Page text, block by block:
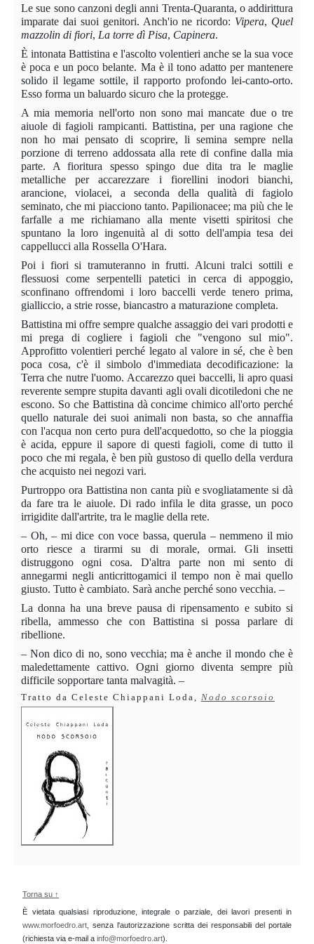
Le sue sono canzoni degli anni Trenta-Quaranta, o addirittura
imparate dai suoi genitori. Anch'io ne ricordo: Vipera, Quel
mazzolin di fiori, La torre dì Pisa, Capinera.
È intonata Battistina e l'ascolto volentieri anche se la sua voce
è poca e un poco belante. Ma è il tono adatto per mantenere
solido il legame sottile, il rapporto profondo lei-canto-orto.
Esso forma un baluardo sicuro che la protegge.
A mia memoria nell'orto non sono mai mancate due o tre
aiuole di fagioli rampicanti. Battistina, per una ragione che
non ho mai pensato di scoprire, li semina sempre nella
porzione di terreno addossata alla rete di confine dalla mia
parte. A fioritura spesso spingo due dita tra le maglie
metalliche per accarezzare i fiorellini inodori bianchi,
arancione, violacei, a seconda della qualità di fagiolo
seminato, che mi piacciono tanto. Papilionacee; ma più che le
farfalle a me richiamano alla mente visetti spiritosi che
spuntano la loro ingenuità al di sotto dell'ampia tesa dei
cappellucci alla Rossella O'Hara.
Poi i fiori si tramuteranno in frutti. Alcuni tralci sottili e
flessuosi come serpentelli patetici in cerca di appoggio,
sconfinano offrendomi i loro baccelli verde tenero prima,
gialliccio, a strie rosse, biancastro a maturazione completa.
Battistina mi offre sempre qualche assaggio dei vari prodotti e
mi prega di cogliere i fagioli che "vengono sul mio".
Approfitto volentieri perché legato al valore in sé, che è ben
poca cosa, c'è il simbolo d'immediata decodificazione: la
Terra che nutre l'uomo. Accarezzo quei baccelli, li apro quasi
reverente sempre stupita davanti agli ovali dicotiledoni che ne
escono. So che Battistina dà concime chimico all'orto perché
quello naturale dei suoi animali non basta, so che annaffia
con l'acqua non certo pura dell'acquedotto, so che la pioggia
è acida, eppure il sapore di questi fagioli, come di tutto il
poco che mi regala, è ben più gustoso di quello della verdura
che acquisto nei negozi vari.
Purtroppo ora Battistina non canta più e svogliatamente si dà
da fare tra le aiuole. Di rado infila le dita grasse, un poco
irrigidite dall'artrite, tra le maglie della rete.
– Oh, – mi dice con voce bassa, querula – nemmeno il mio
orto riesce a tirarmi su di morale, ormai. Gli insetti
distruggono ogni cosa. D'altra parte non mi sento di
annegarmi negli anticrittogamici il tempo non è mai quello
giusto. Tutto è cambiato. Sarà anche perché sono vecchia. –
La donna ha una breve pausa di ripensamento e subito si
ribella, ammesso che con Battistina si possa parlare di
ribellione.
– Non dico di no, sono vecchia; ma è anche il mondo che è
maledettamente cattivo. Ogni giorno diventa sempre più
difficile sopportare tanta malvagità. –
Tratto da Celeste Chiappani Loda, Nodo scorsoio
Torna su ↑
È vietata qualsiasi riproduzione, integrale o parziale, dei lavori presenti in
www.morfoedro.art , senza l'autorizzazione scritta dei responsabili del portale
(richiesta via e-mail a info@morfoedro.art).